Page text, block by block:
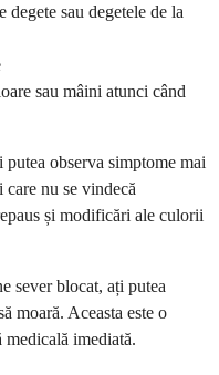
degete sau degetele de la
sau mâini atunci când
putea observa simptome mai
nu se vindecă
și modificări ale culorii
sever blocat, ați putea
moară. Aceasta este o
medicală imediată.